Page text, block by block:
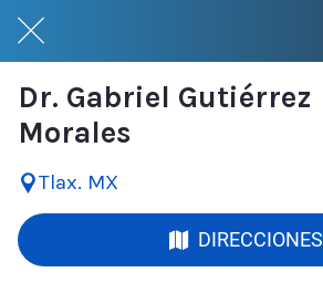
Dr. Gabriel Gutiérrez
Morales
Tlax. MX
DIRECCIONES